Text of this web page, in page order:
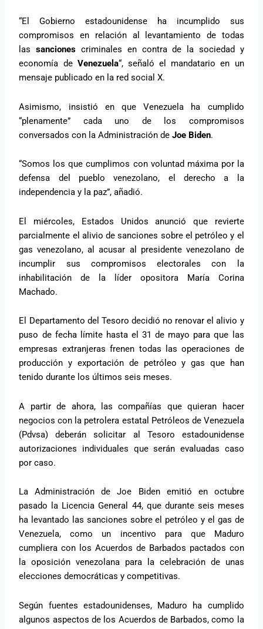
“El Gobierno estadounidense ha incumplido sus
compromisos en relación al levantamiento de todas
lassanciones criminales en contra de la sociedad y
economía de Venezuela“, señaló el mandatario en un
mensaje publicado en la red social X.
Asimismo, insistió en que Venezuela ha cumplido
“plenamente” cada uno de los compromisos
conversados con la Administración deJoe Biden.
“Somos los que cumplimos con voluntad máxima por la
defensa del pueblo venezolano, el derecho a la
independencia y la paz”, añadió.
El miércoles, Estados Unidos anunció que revierte
parcialmente el alivio de sanciones sobre el petróleo y el
gas venezolano, al acusar al presidente venezolano de
incumplir sus compromisos electorales con la
inhabilitación de la líder opositora María Corina
Machado.
El Departamento del Tesoro decidió no renovar el alivio y
puso de fecha límite hasta el 31 de mayo para que las
empresas extranjeras frenen todas las operaciones de
producción y exportación de petróleo y gas que han
tenido durante los últimos seis meses.
A partir de ahora, las compañías que quieran hacer
negocios con la petrolera estatal Petróleos de Venezuela
(Pdvsa) deberán solicitar al Tesoro estadounidense
autorizaciones individuales que serán evaluadas caso
por caso.
La Administración de Joe Biden emitió en octubre
pasado la Licencia General 44, que durante seis meses
ha levantado las sanciones sobre el petróleo y el gas de
Venezuela, como un incentivo para que Maduro
cumpliera con los Acuerdos de Barbados pactados con
la oposición venezolana para la celebración de unas
elecciones democráticas y competitivas.
Según fuentes estadounidenses, Maduro ha cumplido
algunos aspectos de los Acuerdos de Barbados, como la